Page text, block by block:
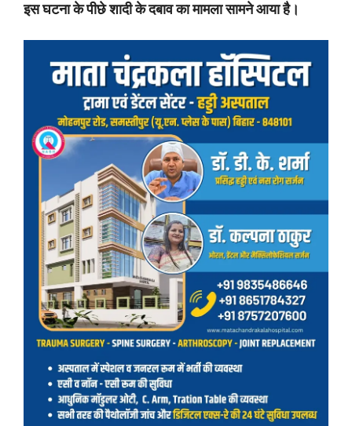
इस घटना के पीछे शादी के दबाव का मामला सामने आया है।